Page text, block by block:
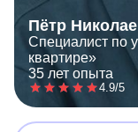
Пётр
Специалист по
квартире»
35 лет опыта
4.9/5